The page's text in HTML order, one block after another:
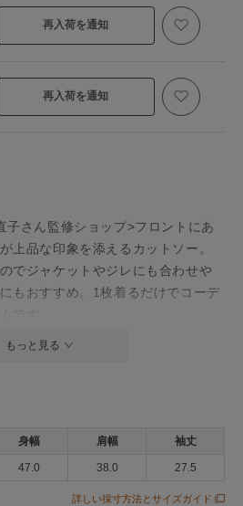
再入荷を通知
再入荷を通知
子さん監修ショップ>フロントにあ
上品な印象を添えるカットソー。
でジャケットやジレにも合わせや
もおすすめ。1枚着るだけでコーデ
もっと見る
身幅 肩幅 袖丈
47.0 38.0 27.5
詳しい採寸方法とサイズガイド